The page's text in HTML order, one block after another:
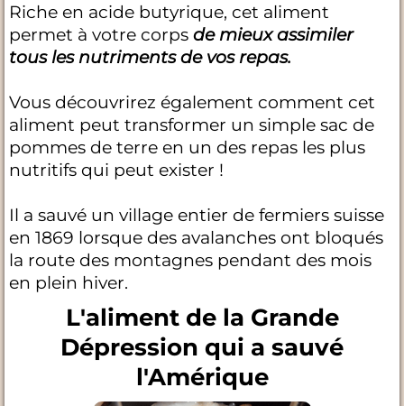
Riche en acide butyrique, cet aliment
permet à votre corps de mieux assimiler
tous les nutriments de vos repas.
Vous découvrirez également comment cet
aliment peut transformer un simple sac de
pommes de terre en un des repas les plus
nutritifs qui peut exister !
Il a sauvé un village entier de fermiers suisse
en 1869 lorsque des avalanches ont bloqués
la route des montagnes pendant des mois
en plein hiver.
L'aliment de la Grande
Dépression qui a sauvé
l'Amérique